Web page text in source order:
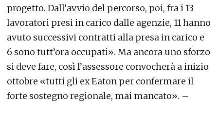
progetto. Dall’avvio del percorso, poi, fra i 13
lavoratori presi in carico dalle agenzie, 11 hanno
avuto successivi contratti alla presa in carico e
6 sono tutt’ora occupati». Ma ancora uno sforzo
si deve fare, così l’assessore convocherà a inizio
ottobre «tutti gli ex Eaton per confermare il
forte sostegno regionale, mai mancato». –